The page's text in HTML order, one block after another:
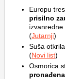
Europu
prisilno
(Jutarnji)
Suša
(Novi list)
Osmorica